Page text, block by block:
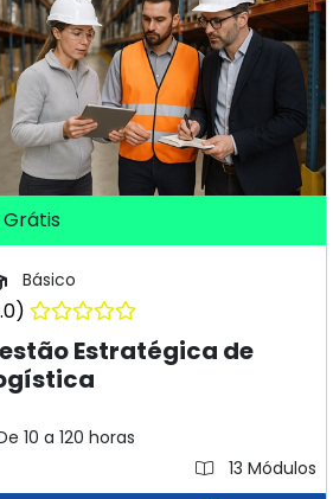
Grátis
Básico
Estratégica de
10 a 120 horas
13 Módulos